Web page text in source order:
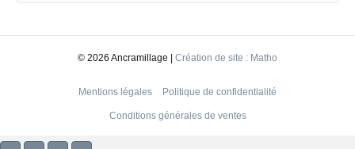
© 2026 Ancramillage | Création de site : Matho
Mentions légales Politique de confidentialité
Conditions générales de ventes